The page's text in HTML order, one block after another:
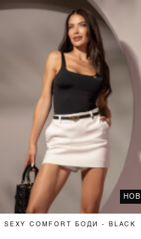
SEXY COMFORT БОДИ - BLACK